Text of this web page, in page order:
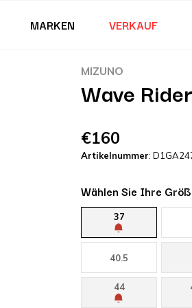
MARKEN VERKAUF
MIZUNO
Wave
€160
Artikelnummer:
Wählen Sie Ihre
37
40.5
44